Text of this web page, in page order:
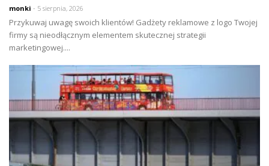
monki - 5 sierpnia, 2026
Przykuwaj uwagę swoich klientów! Gadżety reklamowe z logo Twojej
firmy są nieodłącznym elementem skutecznej strategii
marketingowej....